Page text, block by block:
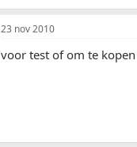
23 nov 2010
voor test of om te kopen